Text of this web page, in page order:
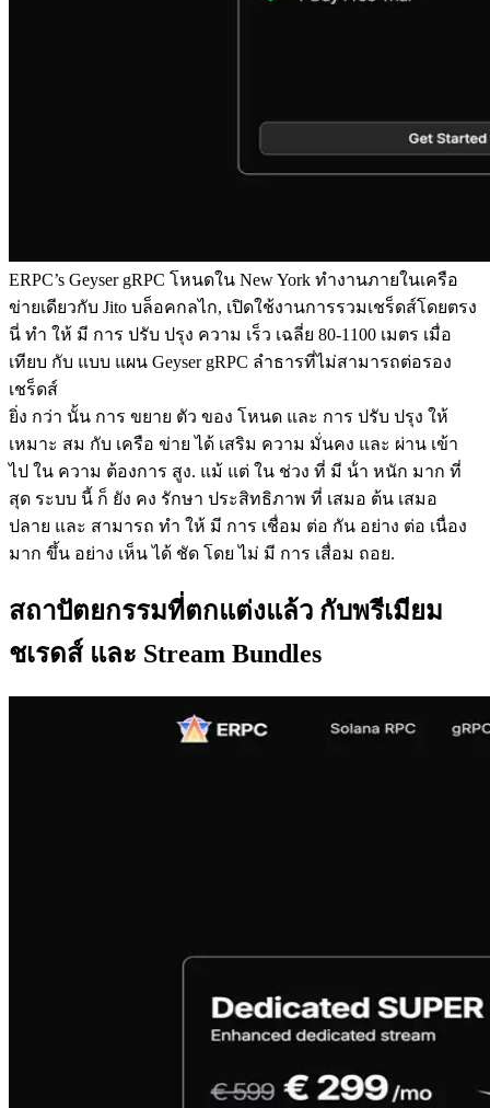
ERPC’s Geyser gRPC โหนดใน New York ทํางานภายในเครือ
ข่ายเดียวกับ Jito บล็อคกลไก, เปิดใช้งานการรวมเชร็ดส์โดยตรง
นี่ ทํา ให้ มี การ ปรับ ปรุง ความ เร็ว เฉลี่ย 80-1100 เมตร เมื่อ
เทียบ กับ แบบ แผน Geyser gRPC ลําธารที่ไม่สามารถต่อรอง
เชร็ดส์
ยิ่ง กว่า นั้น การ ขยาย ตัว ของ โหนด และ การ ปรับ ปรุง ให้
เหมาะ สม กับ เครือ ข่าย ได้ เสริม ความ มั่นคง และ ผ่าน เข้า
ไป ใน ความ ต้องการ สูง. แม้ แต่ ใน ช่วง ที่ มี น้ํา หนัก มาก ที่
สุด ระบบ นี้ ก็ ยัง คง รักษา ประสิทธิภาพ ที่ เสมอ ต้น เสมอ
ปลาย และ สามารถ ทํา ให้ มี การ เชื่อม ต่อ กัน อย่าง ต่อ เนื่อง
มาก ขึ้น อย่าง เห็น ได้ ชัด โดย ไม่ มี การ เสื่อม ถอย.
สถาปัตยกรรมที่ตกแต่งแล้ว กับพรีเมียม
ชเรดส์ และ Stream Bundles